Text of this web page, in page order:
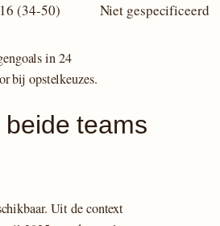
(34-50) Niet gespecificeerd
in 24
bij opstelkeuzes.
teams
Uit de context